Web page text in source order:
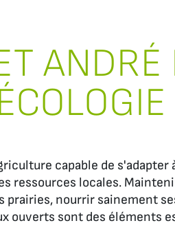
capable de s'adapter
ressources locales.
prairies, nourrir sainement
ouverts sont des éléments